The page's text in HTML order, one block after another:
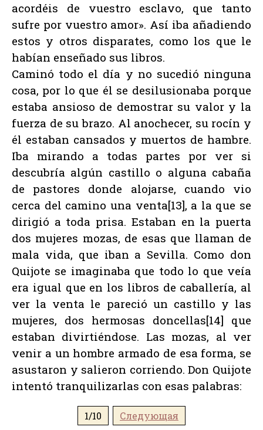
acordéis de vuestro esclavo, que tanto
sufre por vuestro amor». Así iba añadiendo
estos y otros disparates, como los que le
habían enseñado sus libros.
Caminó todo el día y no sucedió ninguna
cosa, por lo que él se desilusionaba porque
estaba ansioso de demostrar su valor y la
fuerza de su brazo. Al anochecer, su rocín y
él estaban cansados y muertos de hambre.
Iba mirando a todas partes por ver si
descubría algún castillo o alguna cabaña
de pastores donde alojarse, cuando vio
cerca del camino una venta[13], a la que se
dirigió a toda prisa. Estaban en la puerta
dos mujeres mozas, de esas que llaman de
mala vida, que iban a Sevilla. Como don
Quijote se imaginaba que todo lo que veía
era igual que en los libros de caballería, al
ver la venta le pareció un castillo y las
mujeres, dos hermosas doncellas[14] que
estaban divirtiéndose. Las mozas, al ver
venir a un hombre armado de esa forma, se
asustaron y salieron corriendo. Don Quijote
intentó tranquilizarlas con esas palabras:
1/10 Следующая